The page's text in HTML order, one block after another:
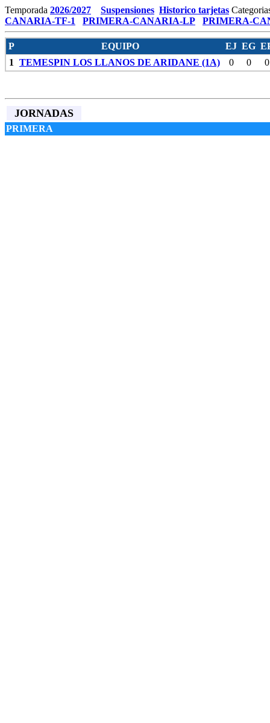
Temporada 2026/2027 Suspensiones Historico tarjetas
CANARIA-TF-1
PRIMERA-CANARIA-LP PRIMERA-
P EQUIPO EJ EG
1
TEMESPIN LOS LLANOS DE ARIDANE (1A) 0 0 0
JORNADAS
PRIMERA